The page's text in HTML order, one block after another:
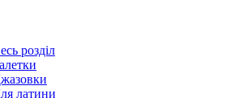
розділ
латини